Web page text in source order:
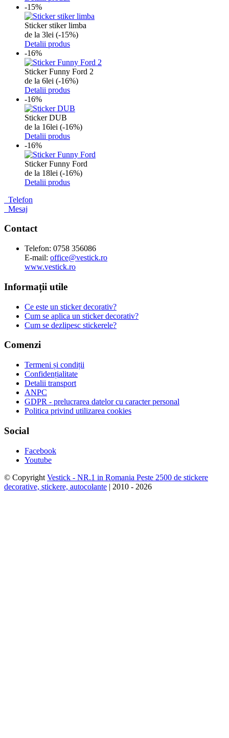
-15%
Sticker stiker limba
de la 3lei (-15%)
Detalii produs
-16%
Sticker Funny Ford 2
de la 6lei (-16%)
Detalii produs
-16%
Sticker DUB
de la 16lei (-16%)
Detalii produs
-16%
Sticker Funny Ford
de la 18lei (-16%)
Detalii produs
Telefon
Mesaj
Contact
Telefon: 0758 356086
E-mail: office@vestick.ro
www.vestick.ro
Informații utile
Ce este un sticker decorativ?
Cum se aplica un sticker decorativ?
Cum se dezlipesc stickerele?
Comenzi
Termeni și condiții
Confidențialitate
Detalii transport
ANPC
GDPR - prelucrarea datelor cu caracter personal
Politica privind utilizarea cookies
Social
Facebook
Youtube
© Copyright Vestick - NR.1 in Romania Peste 2500 de stickere
decorative, stickere, autocolante | 2010 - 2026